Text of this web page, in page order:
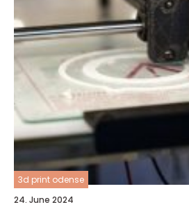
3d print odense
24. June 2024